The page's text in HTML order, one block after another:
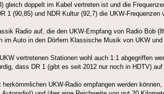
gleich doppelt im Kabel vertreten ist und die
1 (90,85) und NDR Kultur (92,7) die UKW-
Radio auf, die den UKW-Empfang von Radio Bob
Auto in den Dörfern Klassische Musik von UKW
vertretenen Stationen wohl auch 1:1 abgegriffen
dass DR 1 (gibt es seit 2012 nur noch in HDTV)
UKW-Radio empfangen werden